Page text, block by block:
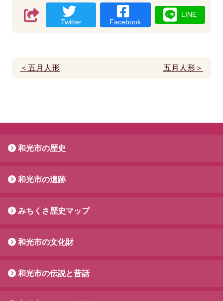
Twitter Facebook
LINE
＜五月人形 五月人形＞
和光市の歴史
和光市の遺跡
みちくさ歴史マップ
和光市の文化財
和光市の伝説と昔話